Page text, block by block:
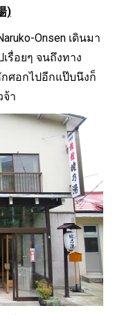
)
Onsen เดินมา
รื่อยๆ จนถึงทาง
ศอกไปอีกแป๊บนึงก็
จ้า